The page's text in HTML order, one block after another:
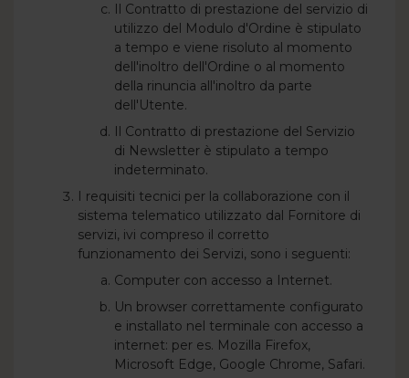
Il Contratto di prestazione del servizio di
utilizzo del Modulo d'Ordine è stipulato
a tempo e viene risoluto al momento
dell'inoltro dell'Ordine o al momento
della rinuncia all'inoltro da parte
dell'Utente.
Il Contratto di prestazione del Servizio
di Newsletter è stipulato a tempo
indeterminato.
I requisiti tecnici per la collaborazione con il
sistema telematico utilizzato dal Fornitore di
servizi, ivi compreso il corretto
funzionamento dei Servizi, sono i seguenti:
Computer con accesso a Internet.
Un browser correttamente configurato
e installato nel terminale con accesso a
internet: per es. Mozilla Firefox,
Microsoft Edge, Google Chrome, Safari.